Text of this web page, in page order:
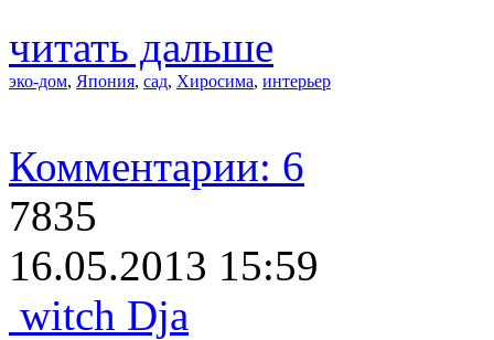
читать дальше
эко-дом, Япония, сад, Хиросима, интерьер
Комментарии: 6
7835
16.05.2013 15:59
witch Dja